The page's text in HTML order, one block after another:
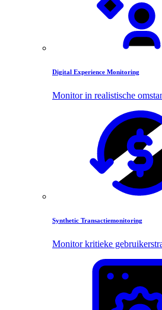
Digital Experience Monitoring
Monitor in realistische
Synthetic Transactiemonitoring
Monitor kritieke